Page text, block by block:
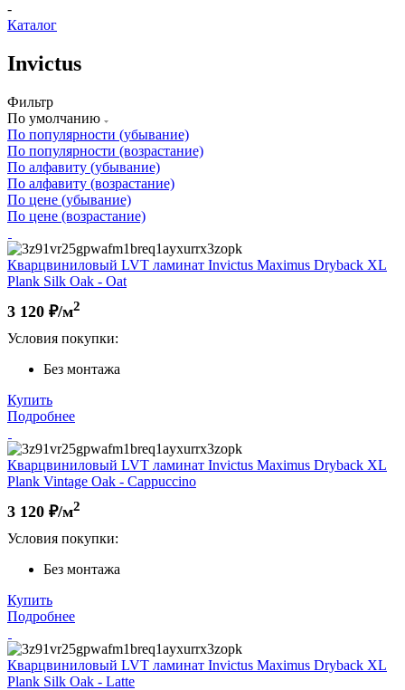
-
Каталог
Invictus
Фильтр
По умолчанию
По популярности (убывание)
По популярности (возрастание)
По алфавиту (убывание)
По алфавиту (возрастание)
По цене (убывание)
По цене (возрастание)
Кварцвиниловый LVT ламинат Invictus Maximus Dryback XL
Plank Silk Oak - Oat
3 120 ₽/м2
Условия покупки:
Без монтажа
Купить
Подробнее
Кварцвиниловый LVT ламинат Invictus Maximus Dryback XL
Plank Vintage Oak - Cappuccino
3 120 ₽/м2
Условия покупки:
Без монтажа
Купить
Подробнее
Кварцвиниловый LVT ламинат Invictus Maximus Dryback XL
Plank Silk Oak - Latte